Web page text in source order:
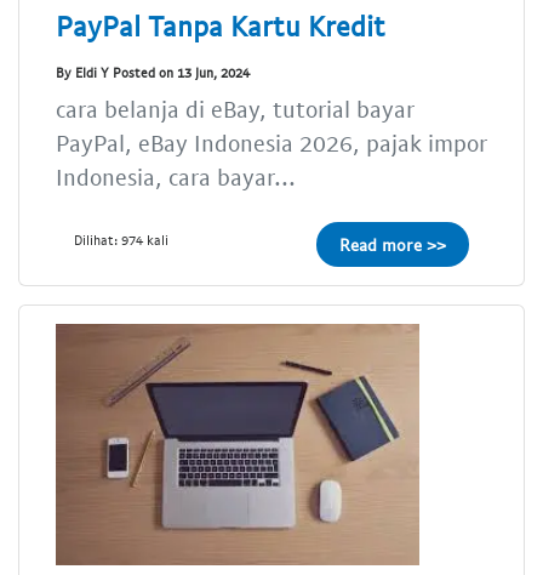
PayPal Tanpa Kartu Kredit
By Eldi Y Posted on 13 Jun, 2024
cara belanja di eBay, tutorial bayar
PayPal, eBay Indonesia 2026, pajak impor
Indonesia, cara bayar...
Dilihat: 974 kali Read more >>